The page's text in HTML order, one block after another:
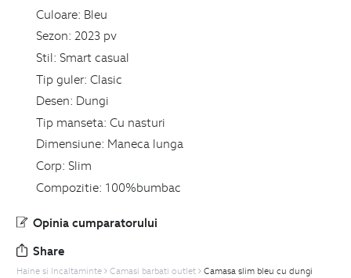
Culoare: Bleu
Sezon: 2023 pv
Stil: Smart casual
Tip guler: Clasic
Desen: Dungi
Tip manseta: Cu nasturi
Dimensiune: Maneca lunga
Corp: Slim
Compozitie: 100%bumbac
Opinia cumparatorului
Share
Haine si Incaltaminte Camasi barbati outlet Camasa slim bleu cu dungi